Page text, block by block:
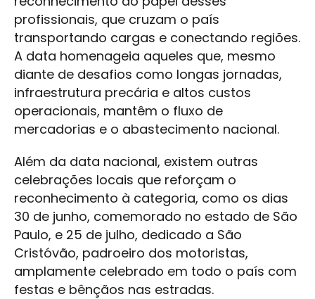
profissionais, que cruzam o país
transportando cargas e conectando regiões.
A data homenageia aqueles que, mesmo
diante de desafios como longas jornadas,
infraestrutura precária e altos custos
operacionais, mantêm o fluxo de
mercadorias e o abastecimento nacional.
Além da data nacional, existem outras
celebrações locais que reforçam o
reconhecimento à categoria, como os dias
30 de junho, comemorado no estado de São
Paulo, e 25 de julho, dedicado a São
Cristóvão, padroeiro dos motoristas,
amplamente celebrado em todo o país com
festas e bênçãos nas estradas.